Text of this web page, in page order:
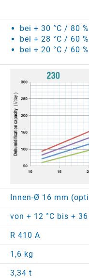
bei + 30 °C / 80 %
bei + 28 °C / 60 %
bei + 20 °C / 60
Innen-Ø 16 mm
von + 12 °C bis +
R 410 A
1,6 kg
3,34 t